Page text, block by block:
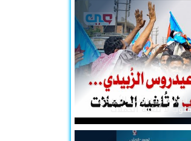
القائد عيدروس الزُبيدي...
لا تُلغيه الحملات